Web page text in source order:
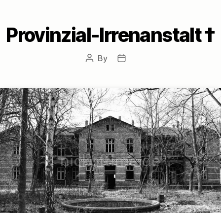
Provinzial-Irrenanstalt †
Post
By
Post